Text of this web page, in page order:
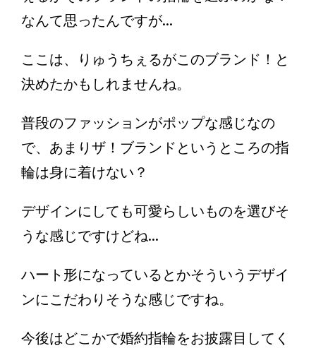
なんて思ったんですが...
ここは、りゅうちぇるがこのブランド！と
決めたかもしれませんね。
普段のファッションがポップな感じなの
で、あまりザ！ブランドというところの指
輪は身に着けない？
デザインにしても可愛らしいものを選びそ
うな感じですけどね...
ハート形になっているとかそういうデザイ
ンにこだわりそうな感じですね。
今後はどこかで婚約指輪をお披露目してく